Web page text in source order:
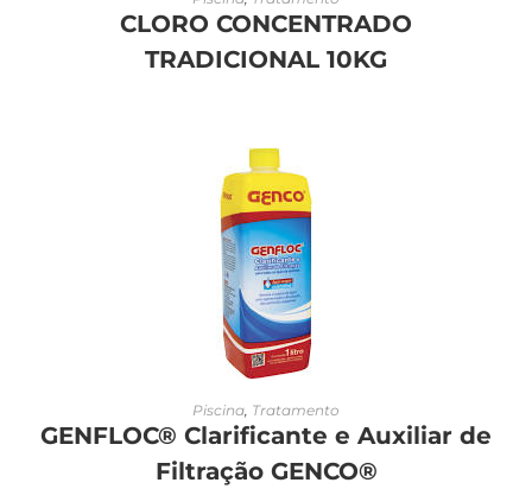
CLORO CONCENTRADO
TRADICIONAL 10KG
LEIA MAIS
Piscina, Tratamento
GENFLOC® Clarificante e Auxiliar de
Filtração GENCO®